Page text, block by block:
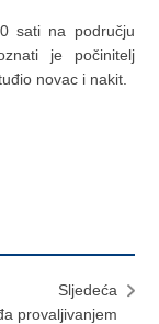
sati na području
je počinitelj
novac i nakit.
Sljedeća
provaljivanjem